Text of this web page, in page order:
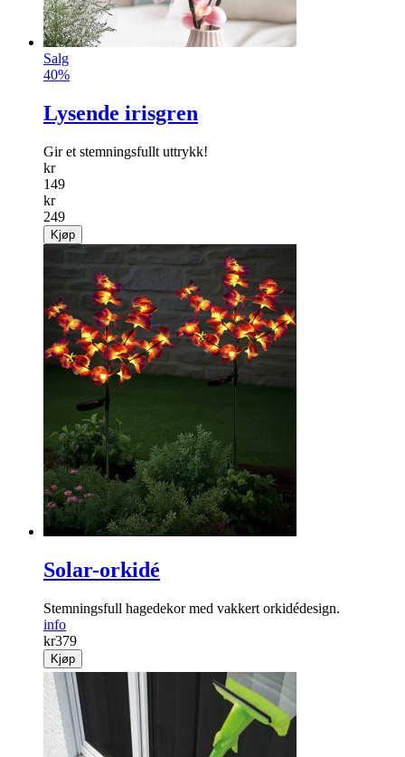
Salg
40%
Lysende irisgren
Gir et stemningsfullt uttrykk!
kr
149
kr
249
Kjøp
Solar-orkidé
Stemningsfull hagedekor med vakkert orkidédesign.
info
kr379
Kjøp